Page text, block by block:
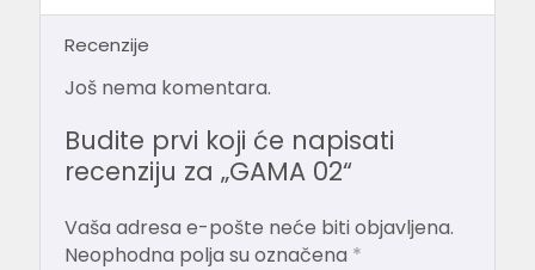
Recenzije
Još nema komentara.
Budite prvi koji će napisati
recenziju za „GAMA 02“
Vaša adresa e-pošte neće biti objavljena.
Neophodna polja su označena *